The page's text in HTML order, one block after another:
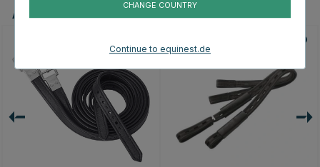
Andere Produkte, die Ihnen gefallen könnten
CHANGE COUNTRY
Continue to equinest.de